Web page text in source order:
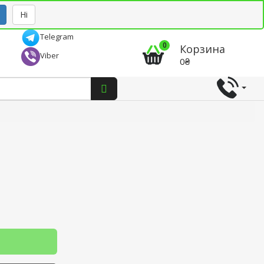
Ні
Telegram
Viber
0 Корзина
0₴